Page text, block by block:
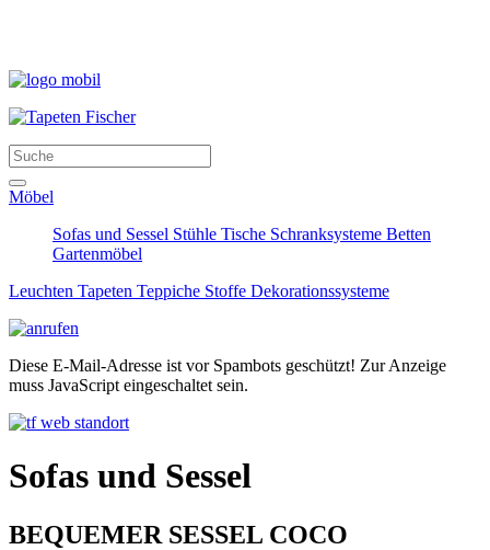
Möbel
Sofas und Sessel Stühle Tische Schranksysteme Betten
Gartenmöbel
Leuchten Tapeten Teppiche Stoffe Dekorationssysteme
Diese E-Mail-Adresse ist vor Spambots geschützt! Zur Anzeige
muss JavaScript eingeschaltet sein.
Sofas und Sessel
BEQUEMER SESSEL COCO